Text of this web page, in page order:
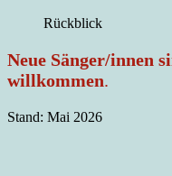
Rückblick
Neue Sänger/innen
willkommen.
Stand: Mai 2026